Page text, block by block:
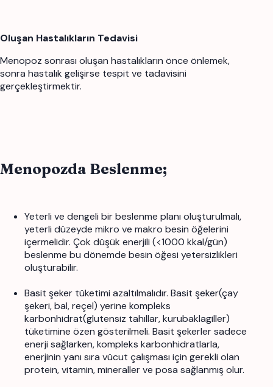
Oluşan Hastalıkların Tedavisi
Menopoz sonrası oluşan hastalıkların önce önlemek,
sonra hastalık gelişirse tespit ve tadavisini
gerçekleştirmektir.
Menopozda Beslenme;
Yeterli ve dengeli bir beslenme planı oluşturulmalı,
yeterli düzeyde mikro ve makro besin öğelerini
içermelidir. Çok düşük enerjili (<1000 kkal/gün)
beslenme bu dönemde besin öğesi yetersizlikleri
oluşturabilir.
Basit şeker tüketimi azaltılmalıdır. Basit şeker(çay
şekeri, bal, reçel) yerine kompleks
karbonhidrat(glutensiz tahıllar, kurubaklagiller)
tüketimine özen gösterilmeli. Basit şekerler sadece
enerji sağlarken, kompleks karbonhidratlarla,
enerjinin yanı sıra vücut çalışması için gerekli olan
protein, vitamin, mineraller ve posa sağlanmış olur.